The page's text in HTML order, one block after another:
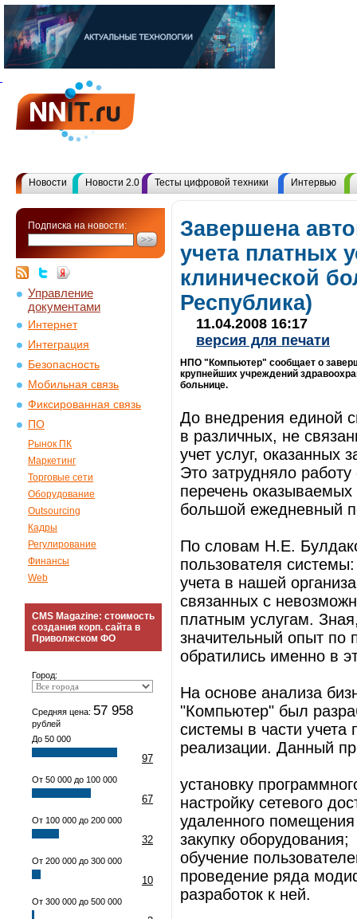
Новости Новости 2.0 Тесты цифровой техники Интервью
Подписка на новости:
Управление
документами
Интернет
Интеграция
Безопасность
Мобильная связь
Фиксированная связь
ПО
Рынок ПК
Маркетинг
Торговые сети
Оборудование
Outsourcing
Кадры
Регулирование
Финансы
Web
CMS Magazine: стоимость
создания корп. сайта в
Приволжском ФО
Город:
Средняя цена: 57 958
рублей
До 50 000
97
От 50 000 до 100 000
67
От 100 000 до 200 000
32
От 200 000 до 300 000
10
От 300 000 до 500 000
Завершена
учета платных
клинической
Республика)
11.04.2008 16:17
версия для печати
НПО "Компьютер" сообщает о
крупнейших учреждений
больнице.
До внедрения единой
в различных, не
учет услуг, оказанных
Это затрудняло
перечень оказываемых
большой ежедневный
По словам Н.Е.
пользователя
учета в нашей
связанных с
платным услугам.
значительный опыт по
обратились именно в
На основе анализа
"Компьютер" был
системы в части учета
реализации. Данный
установку
настройку сетевого
удаленного
закупку оборудования;
обучение
проведение ряда
разработок к ней.